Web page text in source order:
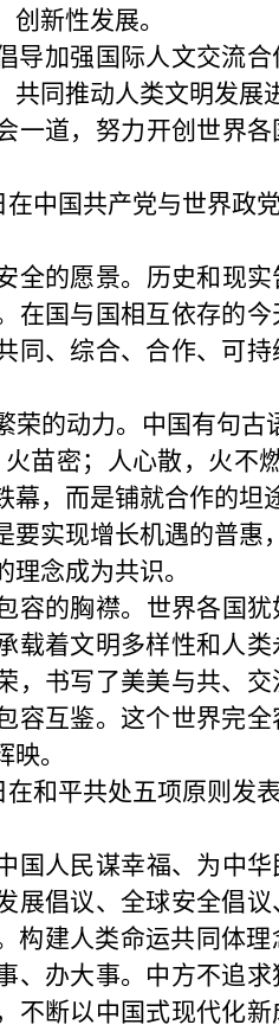
新性发展。
加强国际人文交流合
共同推动人类文明发展
一道，努力开创世界
在中国共产党与世界政
全的愿景。历史和现
在国与国相互依存的
同、综合、合作、可
荣的动力。中国有句古
苗密；人心散，火不
幕，而是铺就合作的坦
要实现增长机遇的普惠
念成为共识。
容的胸襟。世界各国
载着文明多样性和人
，书写了美美与共、
容互鉴。这个世界完
。
在和平共处五项原则发
国人民谋幸福、为中
展倡议、全球安全倡
构建人类命运共同体理
、办大事。中方不追
不断以中国式现代化